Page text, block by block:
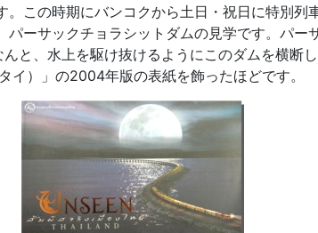
この時期にバンコクから土日・祝日に特別
ーサックチョラシットダムの見学です。パ
と、水上を駆け抜けるようにこのダムを横断
）」の2004年版の表紙を飾ったほどです。